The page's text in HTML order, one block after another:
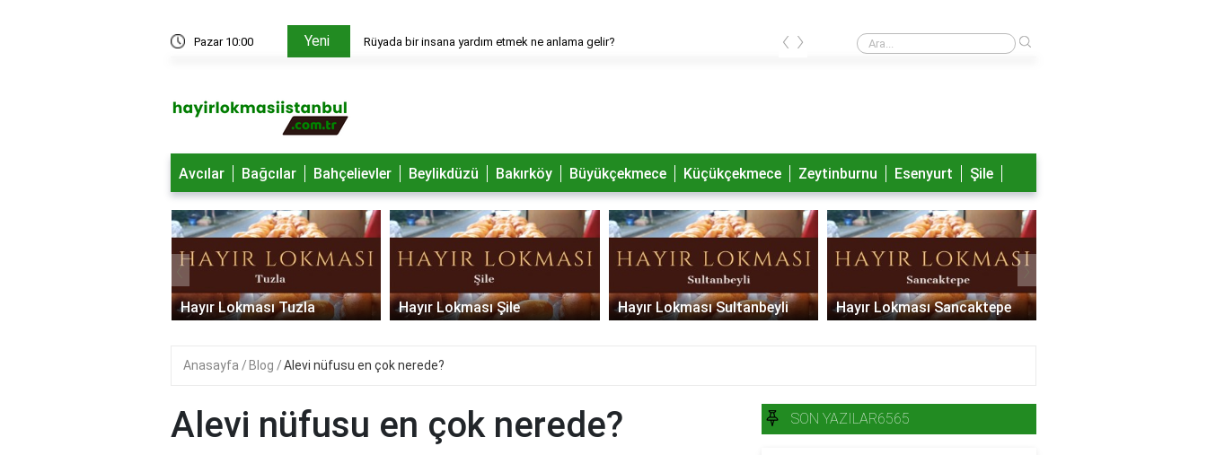
Pazar 10:00 Yeni Rüyada bir insana yardım etmek ne anlama gelir? Nayib Bukele aslen nereli?
‹ ›
Avcılar Bağcılar Bahçelievler Beylikdüzü Bakırköy Büyükçekmece Küçükçekmece Zeytinburnu Esenyurt Şile
Hayır Lokması Tuzla Hayır Lokması Şile Hayır Lokması Sultanbeyli Hayır Lokması Sancaktepe
‹ ›
Anasayfa Blog Alevi nüfusu en çok nerede?
Alevi nüfusu en çok nerede? SON YAZILAR6565